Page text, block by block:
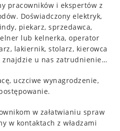
pracowników i ekspertów z
Doświadczony elektryk,
piekarz, sprzedawca,
lub kelnerka, operator
lakiernik, stolarz, kierowca
u nas zatrudnienie…
uczciwe wynagrodzenie,
w załatwianiu spraw
w kontaktach z władzami